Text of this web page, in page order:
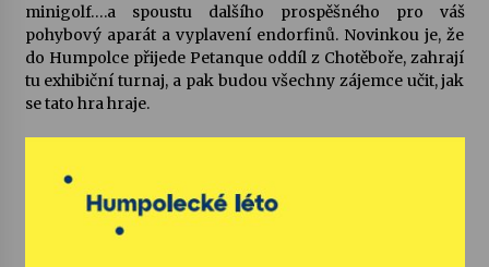
minigolf….a spoustu dalšího prospěšného pro váš
pohybový aparát a vyplavení endorfinů. Novinkou je, že
do Humpolce přijede Petanque oddíl z Chotěboře, zahrají
tu exhibiční turnaj, a pak budou všechny zájemce učit, jak
se tato hra hraje.